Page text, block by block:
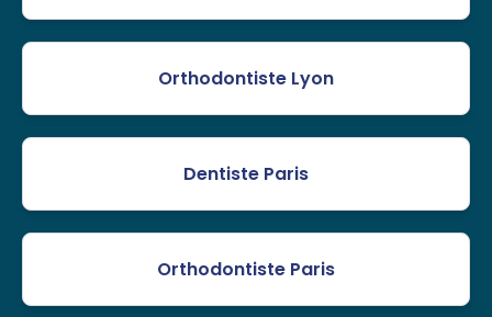
Orthodontiste Lyon
Dentiste Paris
Orthodontiste Paris